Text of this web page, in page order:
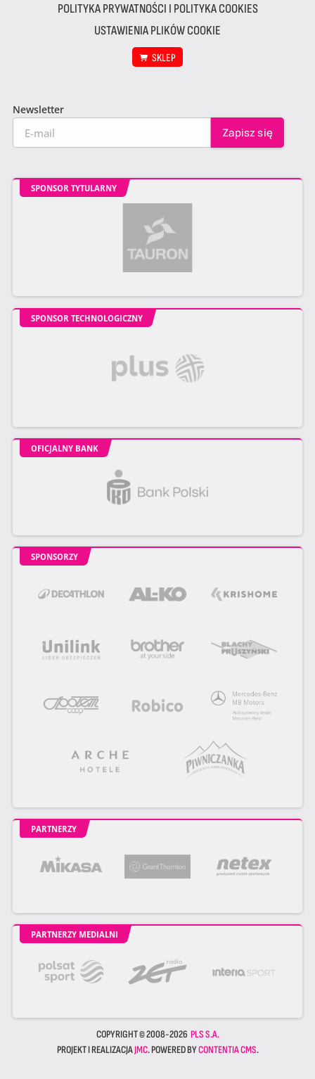
POLITYKA PRYWATNOŚCI I POLITYKA COOKIES
USTAWIENIA PLIKÓW COOKIE
SKLEP
Newsletter
SPONSOR TYTULARNY
SPONSOR TECHNOLOGICZNY
OFICJALNY BANK
SPONSORZY
PARTNERZY
PARTNERZY MEDIALNI
COPYRIGHT © 2008-2026 PLS S.A.
PROJEKT I REALIZACJAJMC. POWERED BYCONTENTIA CMS.